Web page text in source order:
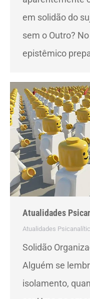
em solidão do
sem o Outro?
epistêmico
Atualidades
Atualidades
Solidão
Alguém se
isolamento,